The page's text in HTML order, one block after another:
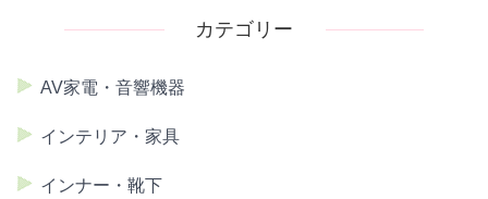
カテゴリー
AV家電・音響機器
インテリア・家具
インナー・靴下